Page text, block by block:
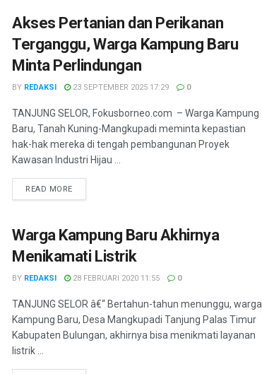
Akses Pertanian dan Perikanan
Terganggu, Warga Kampung Baru
Minta Perlindungan
BY REDAKSI 23 SEPTEMBER 2025 17:29 0
TANJUNG SELOR, Fokusborneo.com – Warga Kampung
Baru, Tanah Kuning-Mangkupadi meminta kepastian
hak-hak mereka di tengah pembangunan Proyek
Kawasan Industri Hijau ...
READ MOREDETAILS
Warga Kampung Baru Akhirnya
Menikamati Listrik
BY REDAKSI 28 FEBRUARI 2020 11:55 0
TANJUNG SELOR â€“ Bertahun-tahun menunggu, warga
Kampung Baru, Desa Mangkupadi Tanjung Palas Timur
Kabupaten Bulungan, akhirnya bisa menikmati layanan
listrik ...